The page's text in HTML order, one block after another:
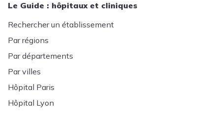
Le Guide : hôpitaux et cliniques
Rechercher un établissement
Par régions
Par départements
Par villes
Hôpital Paris
Hôpital Lyon